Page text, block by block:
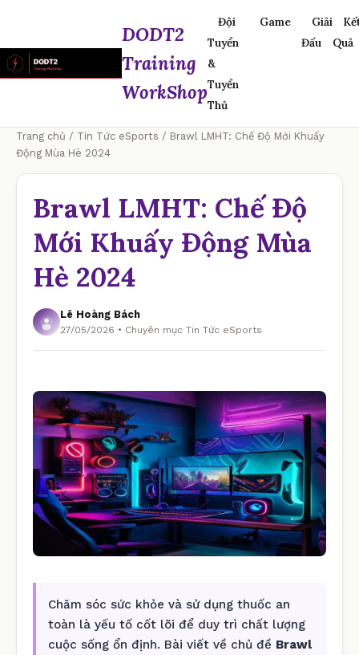
DODT2
Training
WorkShop
Đội
Tuyển
&
Tuyển
Thủ
Game
Giải
Đấu
Quả
Trang chủ / Tin Tức eSports / Brawl LMHT: Chế Độ Mới Khuấy
Động Mùa Hè 2024
Brawl LMHT: Chế Độ
Mới Khuấy Động Mùa
Hè 2024
Lê Hoàng Bách
27/05/2026 • Chuyên mục Tin Tức eSports
Chăm sóc sức khỏe và sử dụng thuốc an
toàn là yếu tố cốt lõi để duy trì chất lượng
cuộc sống ổn định. Bài viết về chủ đề Brawl